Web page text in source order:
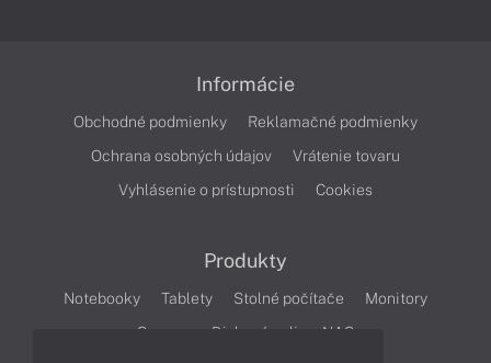
Informácie
Obchodné podmienky
Reklamačné podmienky
Ochrana osobných údajov
Vrátenie tovaru
Vyhlásenie o prístupnosti
Cookies
Produkty
Notebooky Tablety Stolné počítače
Monitory
Servery
Diskové polia a NAS